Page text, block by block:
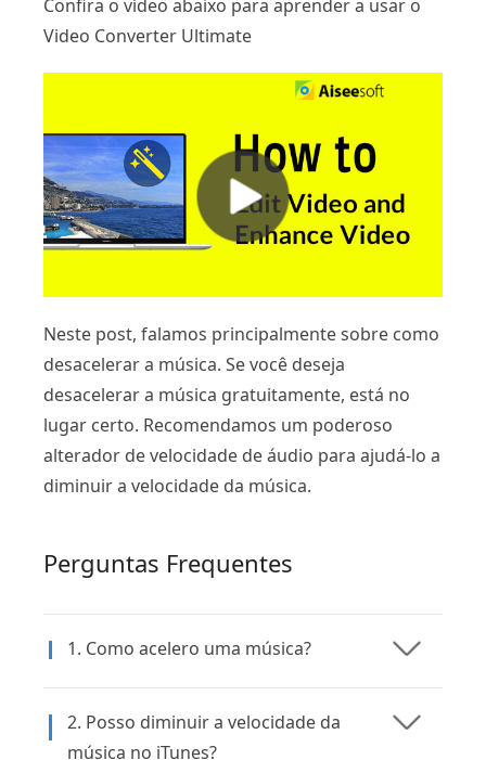
Confira o vídeo abaixo para aprender a usar o
Video Converter Ultimate
Neste post, falamos principalmente sobre como
desacelerar a música. Se você deseja
desacelerar a música gratuitamente, está no
lugar certo. Recomendamos um poderoso
alterador de velocidade de áudio para ajudá-lo a
diminuir a velocidade da música.
Perguntas Frequentes
1. Como acelero uma música?
2. Posso diminuir a velocidade da
música no iTunes?